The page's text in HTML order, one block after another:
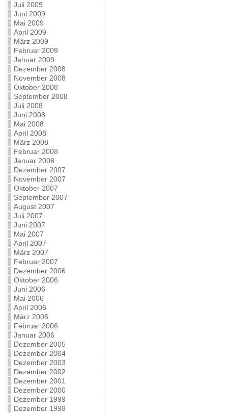
Juli 2009
Juni 2009
Mai 2009
April 2009
März 2009
Februar 2009
Januar 2009
Dezember 2008
November 2008
Oktober 2008
September 2008
Juli 2008
Juni 2008
Mai 2008
April 2008
März 2008
Februar 2008
Januar 2008
Dezember 2007
November 2007
Oktober 2007
September 2007
August 2007
Juli 2007
Juni 2007
Mai 2007
April 2007
März 2007
Februar 2007
Dezember 2006
Oktober 2006
Juni 2006
Mai 2006
April 2006
März 2006
Februar 2006
Januar 2006
Dezember 2005
Dezember 2004
Dezember 2003
Dezember 2002
Dezember 2001
Dezember 2000
Dezember 1999
Dezember 1998